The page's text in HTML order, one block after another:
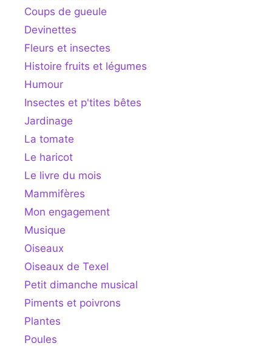
Coups de gueule
Devinettes
Fleurs et insectes
Histoire fruits et légumes
Humour
Insectes et p'tites bêtes
Jardinage
La tomate
Le haricot
Le livre du mois
Mammifères
Mon engagement
Musique
Oiseaux
Oiseaux de Texel
Petit dimanche musical
Piments et poivrons
Plantes
Poules